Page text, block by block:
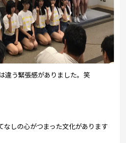
う緊張感がありました。笑
なしの心がつまった文化があります